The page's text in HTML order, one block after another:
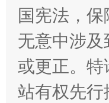
国宪法，
无意中涉
或更正。
站有权先行